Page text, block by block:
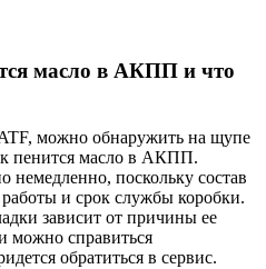
масло в АКПП и что
можно обнаружить на щупе
пенится масло в АКПП.
немедленно, поскольку состав
и срок службы коробки.
зависит от причины ее
можно справиться
обратиться в сервис.